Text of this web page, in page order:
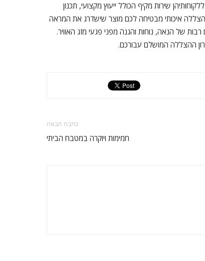
שירות מקיף הכולל ייעוץ מקצועי, תכנון
הצללה איכותי מבטיחה לכם מוצר שישדרג את המראה
של הנאה, נוחות והגנה מפני פגעי מזג האוויר.
ההצללה המושלם עבורכם.
כתבה הבאה
חמימות ויוקרה במטבח הביתי